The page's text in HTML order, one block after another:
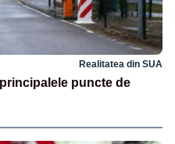
Realitatea din SUA
puncte de